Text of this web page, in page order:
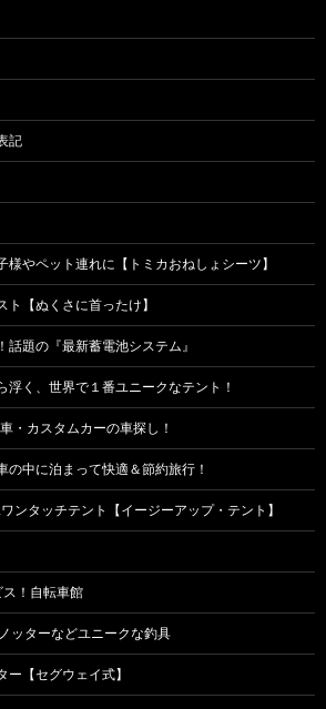
記
様やペット連れに【トミカおねしょシーツ】
【ぬくさに首ったけ】
題の『最新蓄電池システム』
浮く、世界で１番ユニークなテント！
・カスタムカーの車探し！
中に泊まって快適＆節約旅行！
ンタッチテント【イージーアップ・テント】
！自転車館
ッターなどユニークな釣具
【セグウェイ式】